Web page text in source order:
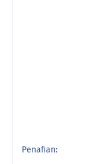
Penafian: